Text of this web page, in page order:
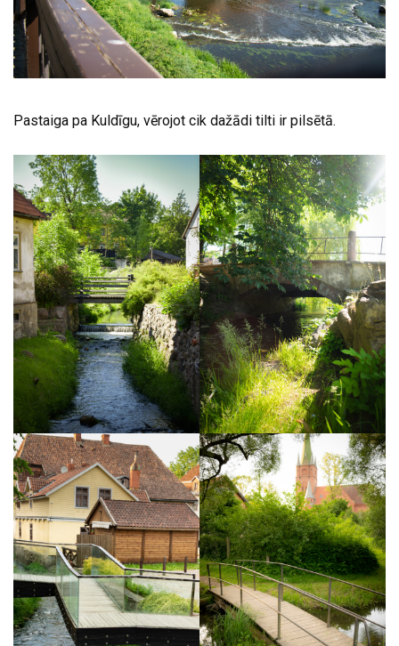
Pastaiga pa Kuldīgu, vērojot cik dažādi tilti ir pilsētā.